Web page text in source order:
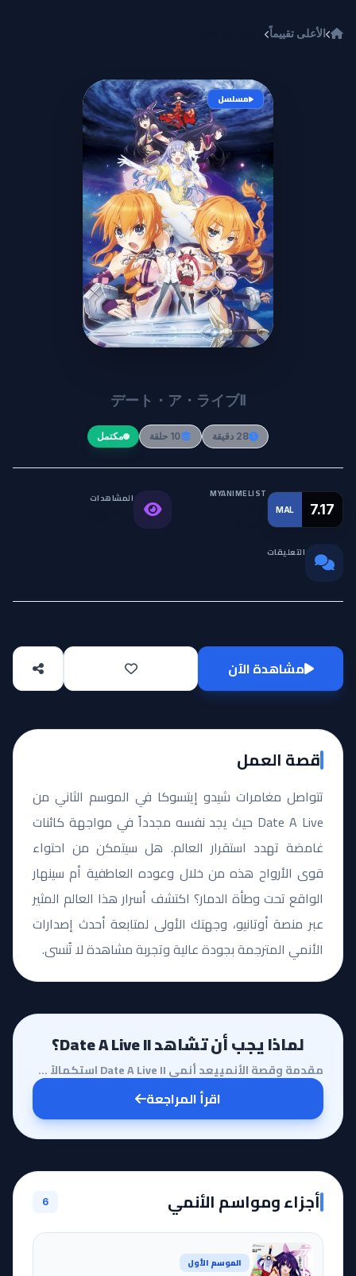
الأعلى تقييماً
مسلسل
Date A Live II
デート・ア・ライブⅡ
28 دقيقة 10 حلقة مكتمل
MAL 7.17
MYANIMELIST المشاهدات
التعليقات
مشاهدة الآن
قصة العمل
تتواصل مغامرات شيدو إيتسوكا في الموسم الثاني من
Date A Live حيث يجد نفسه مجدداً في مواجهة كائنات
غامضة تهدد استقرار العالم. هل سيتمكن من احتواء
قوى الأرواح هذه من خلال وعوده العاطفية أم سينهار
الواقع تحت وطأة الدمار؟ اكتشف أسرار هذا العالم المثير
عبر منصة أوتانيو، وجهتك الأولى لمتابعة أحدث إصدارات
الأنمي المترجمة بجودة عالية وتجربة مشاهدة لا تُنسى.
لماذا يجب أن تشاهد Date A Live II؟
مقدمة وقصة الأنمييعد أنمي Date A Live II استكمالاً ملحمياً للرحلة التي بدأها شيدو إيتسوكا في الموسم ...
اقرأ المراجعة
أجزاء ومواسم الأنمي 6
الموسم الأول